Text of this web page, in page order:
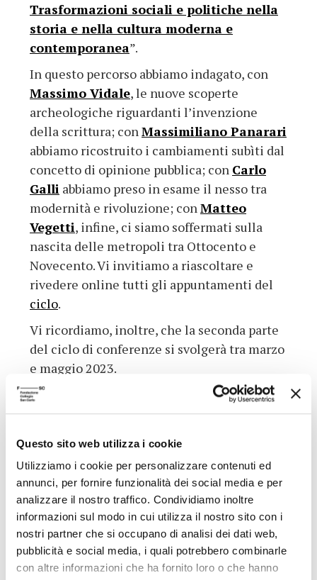
Questo sito web utilizza i cookie
Utilizziamo i cookie per personalizzare contenuti ed
annunci, per fornire funzionalità dei social media e per
analizzare il nostro traffico. Condividiamo inoltre
informazioni sul modo in cui utilizza il nostro sito con i
nostri partner che si occupano di analisi dei dati web,
pubblicità e social media, i quali potrebbero combinarle
con altre informazioni che ha fornito loro o che hanno
Trasformazioni sociali e politiche nella
storia e nella cultura moderna e
contemporanea”.
In questo percorso abbiamo indagato, con
Massimo Vidale, le nuove scoperte
archeologiche riguardanti l’invenzione
della scrittura; conMassimiliano Panarari
abbiamo ricostruito i cambiamenti subìti dal
concetto di opinione pubblica; con Carlo
Galli abbiamo preso in esame il nesso tra
modernità e rivoluzione; conMatteo
Vegetti, infine, ci siamo soffermati sulla
nascita delle metropoli tra Ottocento e
Novecento. Vi invitiamo a riascoltare e
rivedere online tutti gli appuntamenti del
ciclo.
Vi ricordiamo, inoltre, che la seconda parte
del ciclo di conferenze si svolgerà tra marzo
e maggio 2023.
La programmazione rientra nell’ambito di
un progetto promosso dalla Fondazione
Modena, dal Centro documentazione donna,
dal Comitato per la storia e le memorie del
Novecento del Comune di Modena e dalla
Fondazione di Modena.
Torna all'archivio delle notizie